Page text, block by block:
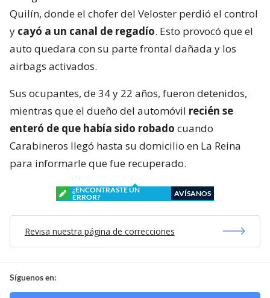
Quilín, donde el chofer del Veloster perdió el control
y cayó a un canal de regadío. Esto provocó que el
auto quedara con su parte frontal dañada y los
airbags activados.
Sus ocupantes, de 34 y 22 años, fueron detenidos,
mientras que el dueño del automóvil recién se
enteró de que había sido robado cuando
Carabineros llegó hasta su domicilio en La Reina
para informarle que fue recuperado.
¿ENCONTRASTE UN
ERROR?
AVÍSANOS
Revisa nuestra página de correcciones
Síguenos en: